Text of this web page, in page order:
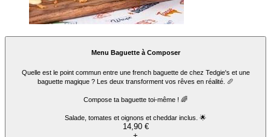
Menu Baguette à Composer
Quelle est le point commun entre une french baguette de chez Tedgie's et une
baguette magique ? Les deux transforment vos rêves en réalité. 🥖
Compose ta baguette toi-même ! 🌈
Salade, tomates et oignons et cheddar inclus. 🌟
14,90 €